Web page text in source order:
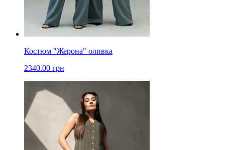
Костюм "Жерона" оливка
2340.00 грн